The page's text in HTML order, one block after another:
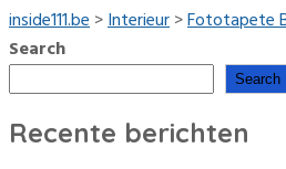
inside111.be>Interieur>Fototapete
Search
Search
Recente berichten